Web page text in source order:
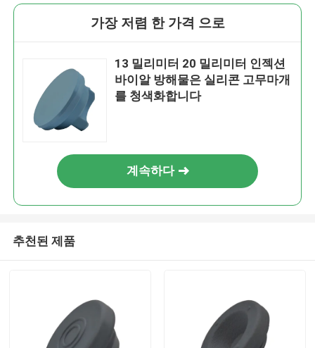
가장 저렴 한 가격 으로
13 밀리미터 20 밀리미터 인젝션
바이알 방해물은 실리콘 고무마개
를 청색화합니다
계속하다
추천된 제품